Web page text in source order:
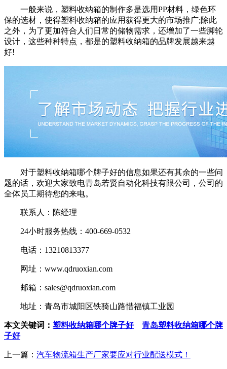
一般来说，塑料收纳箱的制作多是选用PP材料，绿色环
保的选材，使得塑料收纳箱的应用获得更大的市场推广;除此
之外，为了更加符合人们日常的储物需求，还增加了一些脚轮
设计，这些种种特点，都是的塑料收纳箱的品牌发展越来越
好!
对于塑料收纳箱哪个牌子好的信息如果还有其余的一些问
题的话，欢迎大家致电青岛若贤自动化科技有限公司，公司的
全体员工期待您的来电。
联系人：陈经理
24小时服务热线：400-669-0532
电话：13210813377
网址：www.qdruoxian.com
邮箱：sales@qdruoxian.com
地址：青岛市城阳区铁骑山路惜福镇工业园
本文关键词： 塑料收纳箱哪个牌子好
青岛塑料收纳箱哪个牌
子好
上一篇： 汽车物流箱生产厂家要应对行业配送模式！